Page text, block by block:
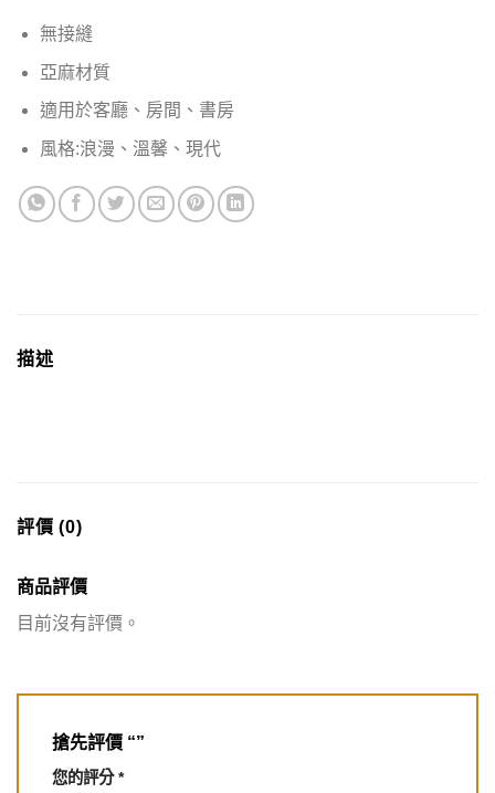
無接縫
亞麻材質
適用於客廳、房間、書房
風格:浪漫、溫馨、現代
描述
評價 (0)
商品評價
目前沒有評價。
搶先評價 “”
您的評分*